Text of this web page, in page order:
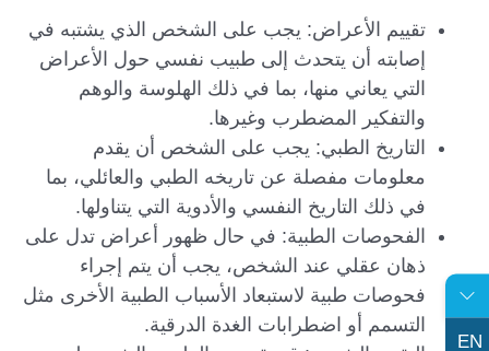
تقييم الأعراض: يجب على الشخص الذي يشتبه في
إصابته أن يتحدث إلى طبيب نفسي حول الأعراض
التي يعاني منها، بما في ذلك الهلوسة والوهم
والتفكير المضطرب وغيرها.
التاريخ الطبي: يجب على الشخص أن يقدم
معلومات مفصلة عن تاريخه الطبي والعائلي، بما
في ذلك التاريخ النفسي والأدوية التي يتناولها.
الفحوصات الطبية: في حال ظهور أعراض تدل على
ذهان عقلي عند الشخص، يجب أن يتم إجراء
فحوصات طبية لاستبعاد الأسباب الطبية الأخرى مثل
التسمم أو اضطرابات الغدة الدرقية.
EN